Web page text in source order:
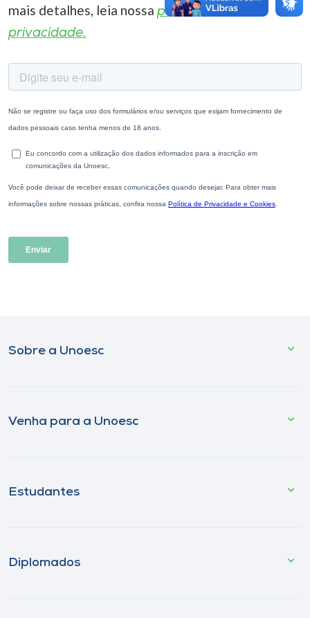
mais detalhes, leia nossa política de
privacidade.
Sobre a Unoesc
Venha para a Unoesc
Estudantes
Diplomados